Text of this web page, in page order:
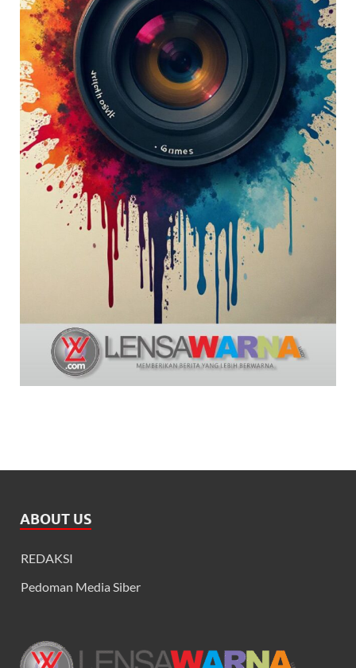
ABOUT US
REDAKSI
Pedoman Media Siber